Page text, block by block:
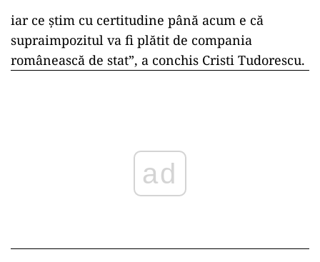
iar ce știm cu certitudine până acum e că
supraimpozitul va fi plătit de compania
românească de stat”, a conchis Cristi Tudorescu.
ad